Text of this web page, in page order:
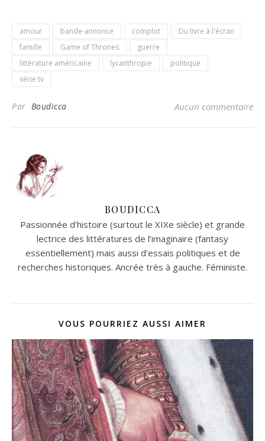
amour bande-annonce complot
Du livre à l'écran
famille
Game of Thrones
guerre
littérature américaine
lycanthropie
politique
série tv
Par Boudicca Aucun commentaire
BOUDICCA
Passionnée d'histoire (surtout le XIXe siècle) et grande
lectrice des littératures de l’imaginaire (fantasy
essentiellement) mais aussi d'essais politiques et de
recherches historiques. Ancrée très à gauche. Féministe.
VOUS POURRIEZ AUSSI AIMER